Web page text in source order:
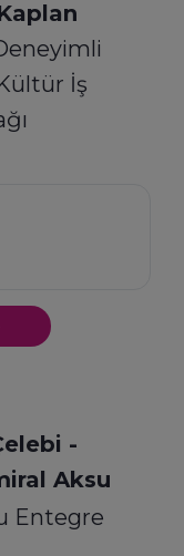
İş
-
Aksu
Entegre